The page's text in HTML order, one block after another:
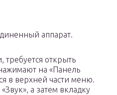
аппарат.
требуется открыть
на «Панель
в верхней части меню.
а затем вкладку